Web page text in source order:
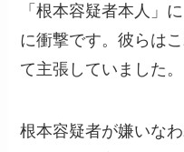
「根本容疑者本人」
に衝撃です。彼らは
て主張していました。
根本容疑者が嫌いな